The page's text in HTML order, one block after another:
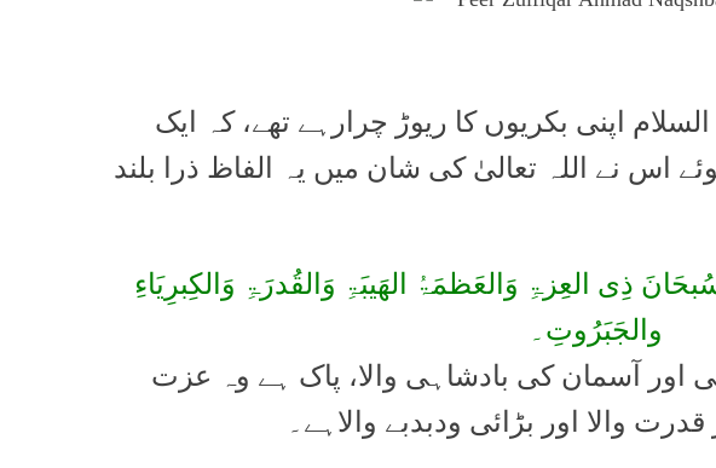
اپنی بکریوں کا ریوڑ چرارہے تھے، کہ ایک
اس نے اللہ تعالیٰ کی شان میں یہ الفاظ ذرا بلند
ذِی العِزۃِ وَالعَظمَۃُ الھَیبَۃِ وَالقُدرَۃِ وَالکِبرِیَاءِ
والجَبَرُوتِ۔
اور آسمان کی بادشاہی والا، پاک ہے وہ عزت
والا اور بڑائی ودبدبے والاہے۔